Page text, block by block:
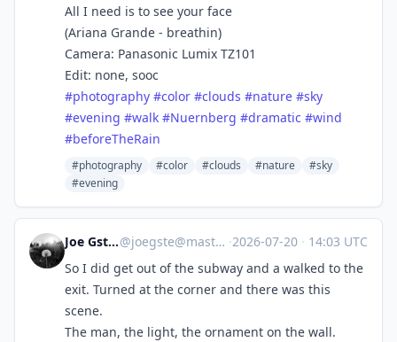
All I need is to see your face
(Ariana Grande - breathin)
Camera: Panasonic Lumix TZ101
Edit: none, sooc
#photography #color #clouds #nature #sky
#evening #walk #Nuernberg #dramatic #wind
#beforeTheRain
#photography #color #clouds #nature
#sky
#evening
Joe Gstettner@joegste@mastodon.social ·2026-07-20 · 14:03 UTC
So I did get out of the subway and a walked to the
exit. Turned at the corner and there was this
scene.
The man, the light, the ornament on the wall.